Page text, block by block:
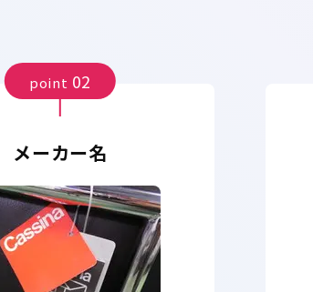
point 02
メーカー名